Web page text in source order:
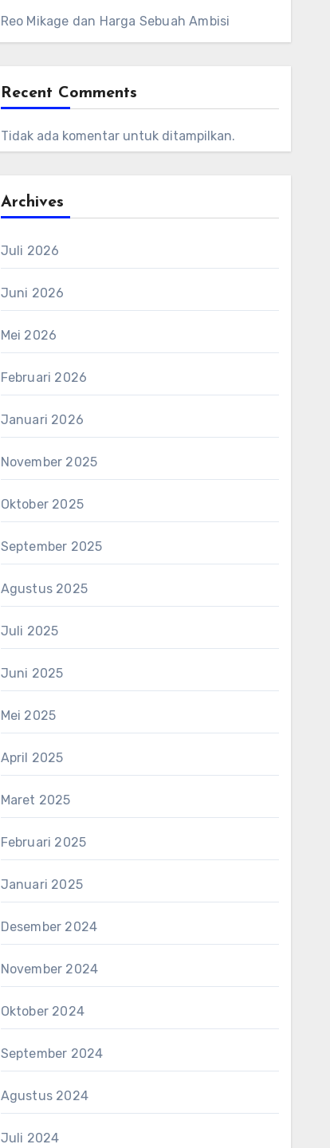
Reo Mikage dan Harga Sebuah Ambisi
Recent Comments
Tidak ada komentar untuk ditampilkan.
Archives
Juli 2026
Juni 2026
Mei 2026
Februari 2026
Januari 2026
November 2025
Oktober 2025
September 2025
Agustus 2025
Juli 2025
Juni 2025
Mei 2025
April 2025
Maret 2025
Februari 2025
Januari 2025
Desember 2024
November 2024
Oktober 2024
September 2024
Agustus 2024
Juli 2024